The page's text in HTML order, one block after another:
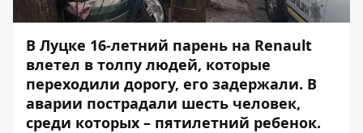
В Луцке 16-летний парень на Renault
влетел в толпу людей, которые
переходили дорогу, его задержали. В
аварии пострадали шесть человек,
среди которых – пятилетний ребенок.